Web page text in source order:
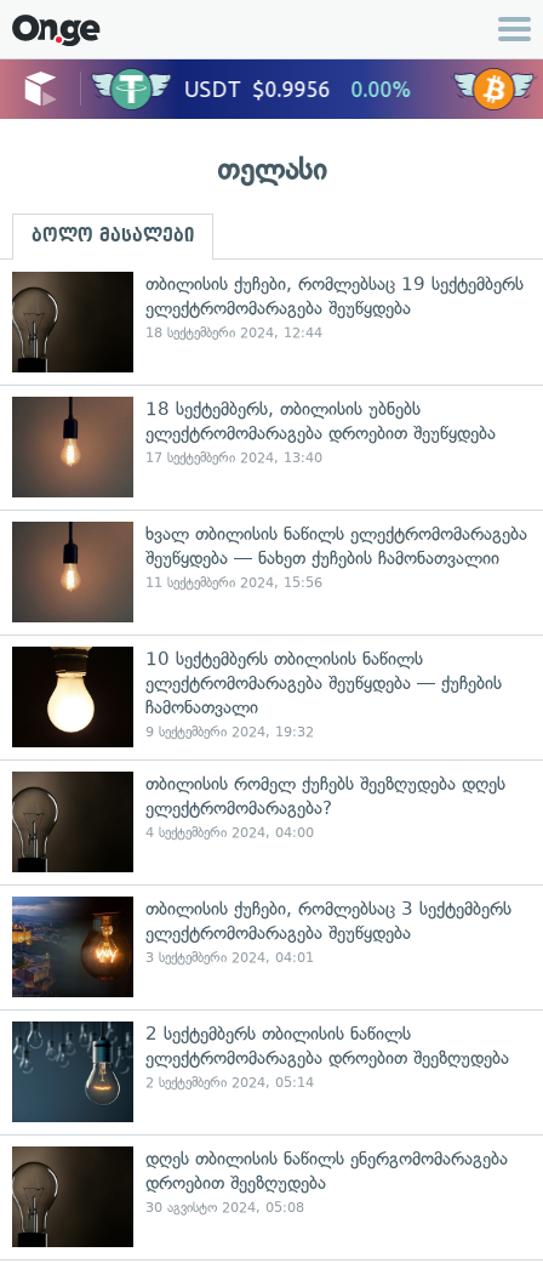
თელასი
ბოლო მასალები
თბილისის ქუჩები, რომლებსაც 19 სექტემბერს
ელექტრომომარაგება შეუწყდება
18 სექტემბერი 2024, 12:44
18 სექტემბერს, თბილისის უბნებს
ელექტრომომარაგება დროებით შეუწყდება
17 სექტემბერი 2024, 13:40
ხვალ თბილისის ნაწილს ელექტრომომარაგება
შეუწყდება — ნახეთ ქუჩების ჩამონათვალიი
11 სექტემბერი 2024, 15:56
10 სექტემბერს თბილისის ნაწილს
ელექტრომომარაგება შეუწყდება — ქუჩების
ჩამონათვალი
9 სექტემბერი 2024, 19:32
თბილისის რომელ ქუჩებს შეეზღუდება დღეს
ელექტრომომარაგება?
4 სექტემბერი 2024, 04:00
თბილისის ქუჩები, რომლებსაც 3 სექტემბერს
ელექტრომომარაგება შეუწყდება
3 სექტემბერი 2024, 04:01
2 სექტემბერს თბილისის ნაწილს
ელექტრომომარაგება დროებით შეეზღუდება
2 სექტემბერი 2024, 05:14
დღეს თბილისის ნაწილს ენერგომომარაგება
დროებით შეეზღუდება
30 აგვისტო 2024, 05:08